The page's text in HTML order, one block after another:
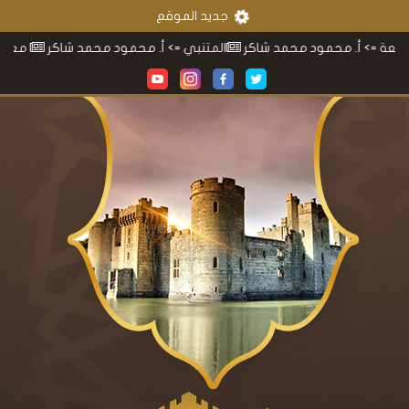
جديد الموقع
معجم المتنبي=> أ. محمود محمد شاكر أ. محمود محمد شاكر